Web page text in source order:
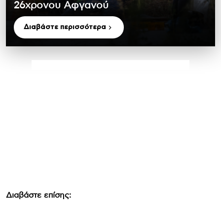
26χρονου Αφγανού
Διαβάστε περισσότερα
Διαβάστε επίσης: